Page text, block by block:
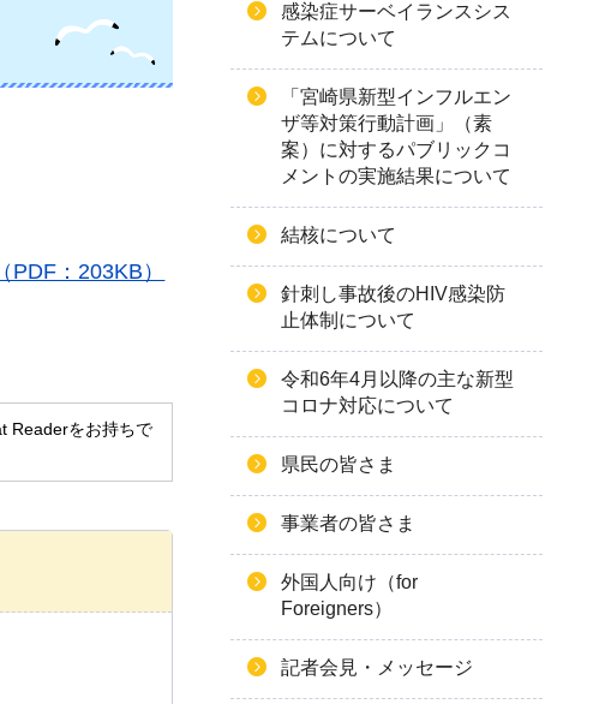
：203KB）
Readerをお持ちで
感染症サーベイランスシス
テムについて
「宮崎県新型インフルエン
ザ等対策行動計画」（素
案）に対するパブリックコ
メントの実施結果について
結核について
針刺し事故後のHIV感染防
止体制について
令和6年4月以降の主な新型
コロナ対応について
県民の皆さま
事業者の皆さま
外国人向け（for
Foreigners）
記者会見・メッセージ